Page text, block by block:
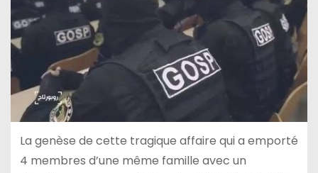
La genèse de cette tragique affaire qui a emporté
4 membres d’une même famille avec un